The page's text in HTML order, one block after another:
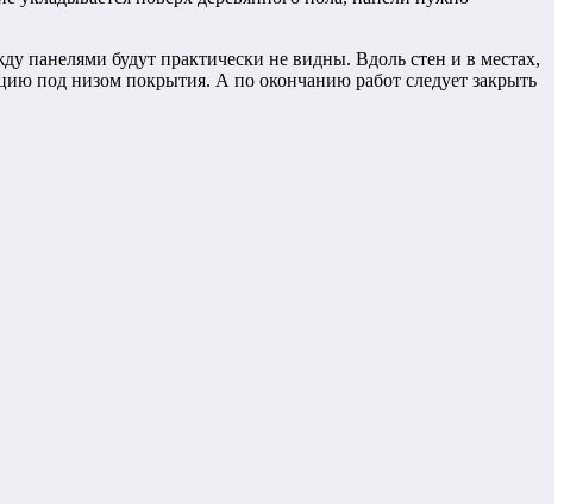
панелями будут практически не видны. Вдоль стен и в местах,
под низом покрытия. А по окончанию работ следует закрыть